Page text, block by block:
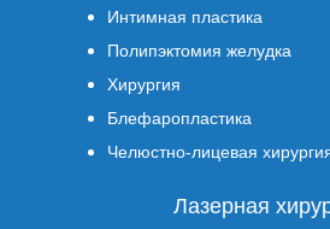
Интимная пластика
Полипэктомия желудка
Хирургия
Блефаропластика
Челюстно-лицевая
Лазерная